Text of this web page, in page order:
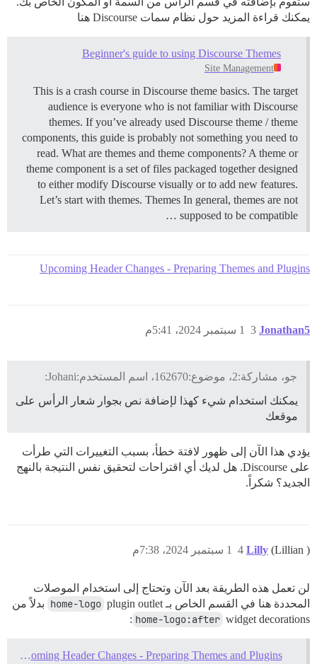
يمكنك قراءة المزيد حول نظام سمات Discourse هنا
Beginner's guide to using Discourse Themes
Site Management
This is a crash course in Discourse theme basics. The target
audience is everyone who is not familiar with Discourse
themes. If you’ve already used Discourse theme / theme
components, this guide is probably not something you need to
read. What are themes and theme components? A theme or
theme component is a set of files packaged together designed
to either modify Discourse visually or to add new features.
Let’s start with themes. Themes In general, themes are not
supposed to be compatible …
Upcoming Header Changes - Preparing Themes and Plugins
Jonathan5 1 سبتمبر 2024، 5:41م 3
جو، مشاركة:2، موضوع:162670، اسم المستخدم:Johani:
يمكنك استخدام شيء كهذا لإضافة نص بجوار شعار الرأس على
موقعك
يؤدي هذا الآن إلى ظهور لافتة خطأ، بسبب التغييرات التي طرأت
على Discourse. هل لديك أي اقتراحات لتحقيق نفس النتيجة بالنهج
الجديد؟ شكراً.
Lilly (Lillian ) 1 سبتمبر 2024، 7:38م 4
لن تعمل هذه الطريقة بعد الآن وتحتاج إلى استخدام الموصلات
المحددة هنا في القسم الخاص بـ
home-logo plugin outlet بدلاً من
home-logo:after widget decorations:
Upcoming Header Changes - Preparing Themes and Plugins